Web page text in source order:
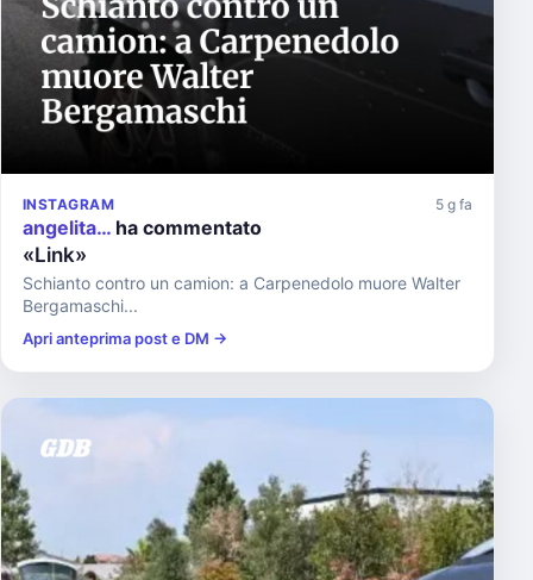
INSTAGRAM 5 g fa
angelita… ha commentato
«Link»
Schianto contro un camion: a Carpenedolo muore Walter
Bergamaschi...
Apri anteprima post e DM →